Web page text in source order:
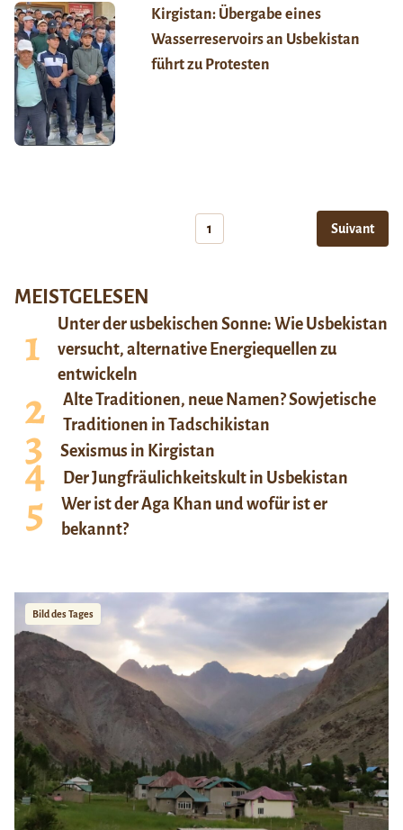
Kirgistan: Übergabe eines
Wasserreservoirs an Usbekistan
führt zu Protesten
1 Suivant
MEISTGELESEN
Unter der usbekischen Sonne: Wie Usbekistan
versucht, alternative Energiequellen zu
entwickeln
Alte Traditionen, neue Namen? Sowjetische
Traditionen in Tadschikistan
Sexismus in Kirgistan
Der Jungfräulichkeitskult in Usbekistan
Wer ist der Aga Khan und wofür ist er
bekannt?
Bild des Tages